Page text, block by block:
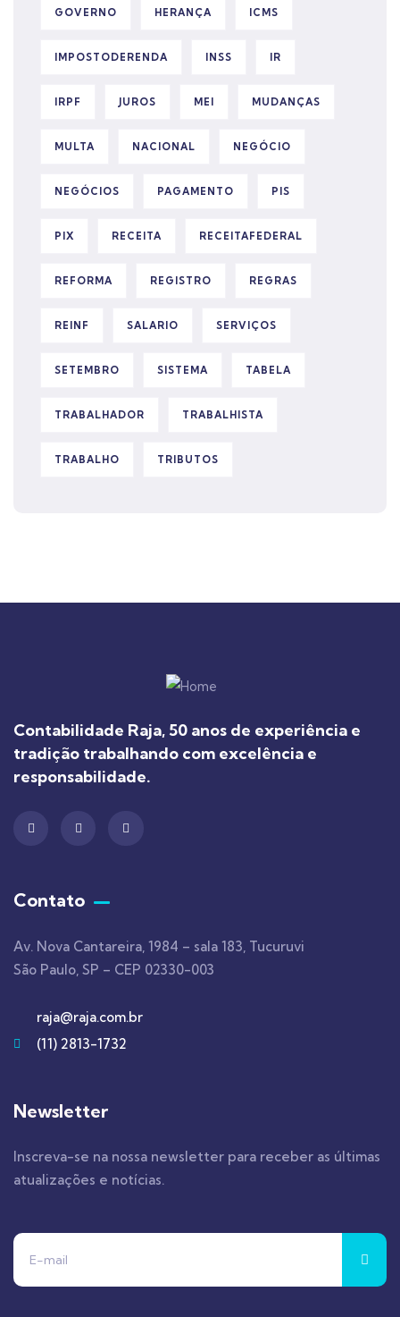
GOVERNO HERANÇA ICMS
IMPOSTODERENDA INSS IR
IRPF JUROS MEI MUDANÇAS
MULTA NACIONAL NEGÓCIO
NEGÓCIOS PAGAMENTO PIS
PIX RECEITA RECEITAFEDERAL
REFORMA REGISTRO REGRAS
REINF SALARIO SERVIÇOS
SETEMBRO SISTEMA TABELA
TRABALHADOR TRABALHISTA
TRABALHO TRIBUTOS
Contabilidade Raja, 50 anos de experiência e
tradição trabalhando com excelência e
responsabilidade.
Contato
Av. Nova Cantareira, 1984 – sala 183, Tucuruvi
São Paulo, SP – CEP 02330-003
raja@raja.com.br
(11) 2813-1732
Newsletter
Inscreva-se na nossa newsletter para receber as últimas
atualizações e notícias.